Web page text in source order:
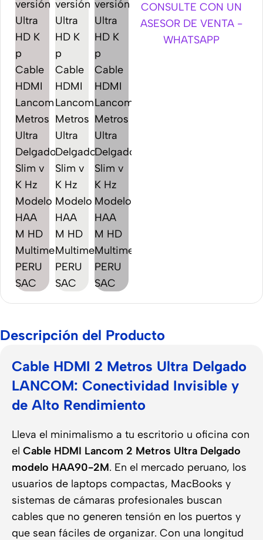
CONSULTE CON UN
ASESOR DE VENTA -
WHATSAPP
Descripción del Producto
Cable HDMI 2 Metros Ultra Delgado
LANCOM: Conectividad Invisible y
de Alto Rendimiento
Lleva el minimalismo a tu escritorio u oficina con
el Cable HDMI Lancom 2 Metros Ultra Delgado
modelo HAA90-2M. En el mercado peruano, los
usuarios de laptops compactas, MacBooks y
sistemas de cámaras profesionales buscan
cables que no generen tensión en los puertos y
que sean fáciles de organizar. Con una longitud